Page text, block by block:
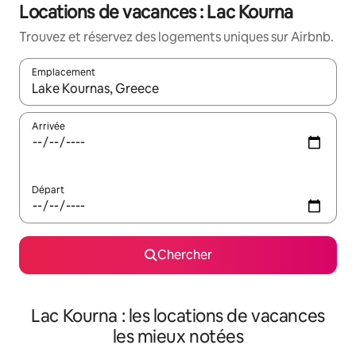
Locations de vacances : Lac Kourna
Trouvez et réservez des logements uniques sur Airbnb.
Emplacement
Quand les résultats sont affichés, parcourez-les en utilisant
Arrivée
Départ
Chercher
Lac Kourna : les locations de vacances
les mieux notées